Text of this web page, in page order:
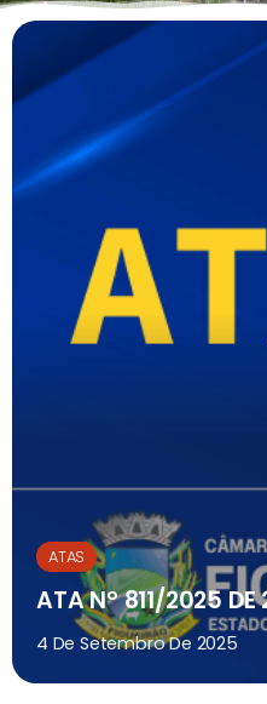
ATAS
ATA Nº 811/2025 DE
4 De Setembro De 2025